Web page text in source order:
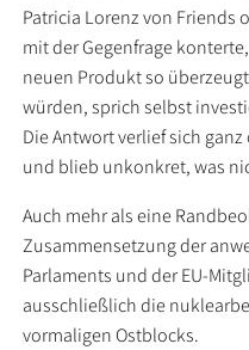
Patricia Lorenz von Friends
mit der Gegenfrage
neuen Produkt so
würden, sprich selbst
Die Antwort verlief sich
und blieb unkonkret, was
Auch mehr als eine
Zusammensetzung der
Parlaments und der EU-
ausschließlich die
vormaligen Ostblocks.